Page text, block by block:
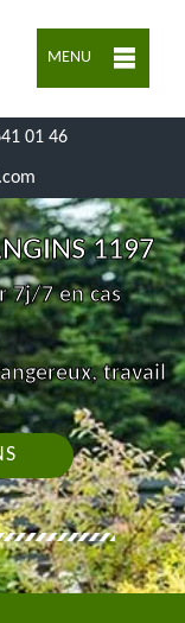
MENU
01 46
1197
7j/7 en cas
travail